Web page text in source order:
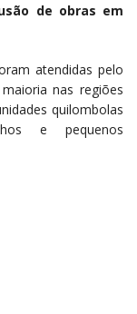
de obras em
atendidas pelo
nas regiões
quilombolas
e pequenos